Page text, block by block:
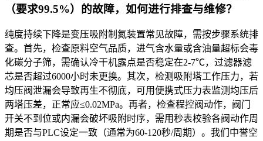
（要求99.5%）的故障，如何进行排查与维修？
纯度持续下降是变压吸附制氮装置常见故障，需按步骤系统排
查。首先，检查原料空气品质，进气含水量或含油量超标会毒
化碳分子筛，需确认冷干机露点是否稳定在2-7℃，过滤器滤
芯是否超过6000小时未更换。其次，检测吸附塔工作压力，若
均压阀泄漏会导致再生不彻底，可用便携式压力表监测均压后
两塔压差，正常应≤0.02MPa。再者，检查程控阀动作，阀门
开关不到位或内漏会破坏吸附时序，需用秒表校验各阀动作周
期是否与PLC设定一致（通常为60-120秒/周期）。我们中誉空